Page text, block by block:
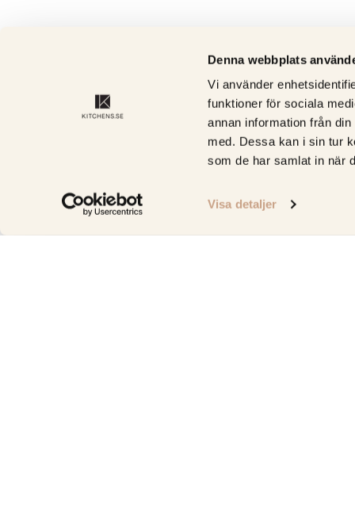
Denna webbplats
Vi använder
funktioner för sociala
annan information från
med. Dessa kan i sin tur
som de har samlat in när
Visa detaljer